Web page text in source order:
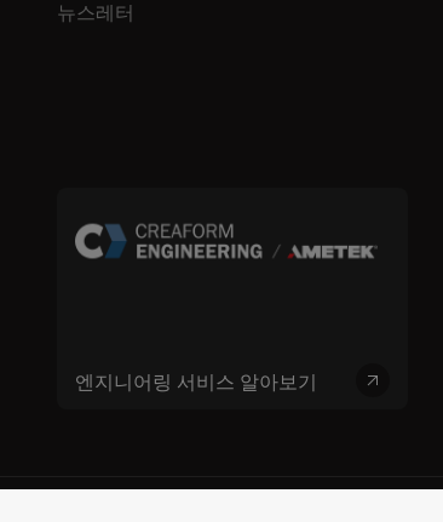
뉴스레터
엔지니어링 서비스 알아보기